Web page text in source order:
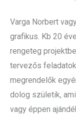
Varga Norbert
grafikus. Kb 20
rengeteg
tervezős
megrendelők
dolog születik,
vagy éppen